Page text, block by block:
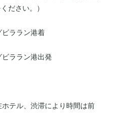
ださい。）
ララン港着
ララン港出発
ル、渋滞により時間は前